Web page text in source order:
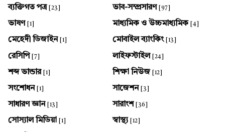
ব্যক্তিগত পত্র [23] ভাব-সম্প্রসারণ [97]
ভাষণ [1] মাধ্যমিক ও উচ্চমাধ্যমিক [4]
মেহেদী ডিজাইন [1] মোবাইল ব্যাংকিং [13]
রেসিপি [7] লাইফস্টাইল [24]
শব্দ ভান্ডার [1] শিক্ষা নিউজ [12]
সংশোধন [1] সাজেশন [3]
সাধারণ জ্ঞান [13] সারাংশ [36]
সোস্যাল মিডিয়া [1] স্বাস্থ্য [12]